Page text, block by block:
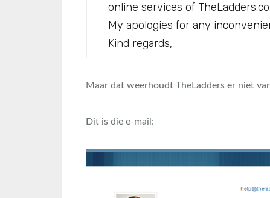
online services of
My apologies for any
Kind regards,
Maar dat weerhoudt TheLadders er niet
Dit is die e-mail: